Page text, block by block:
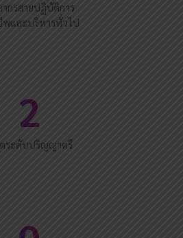
กรสายปฏิบัติการ
พและบริหารทั่วไป
79
ระดับปริญญาตรี